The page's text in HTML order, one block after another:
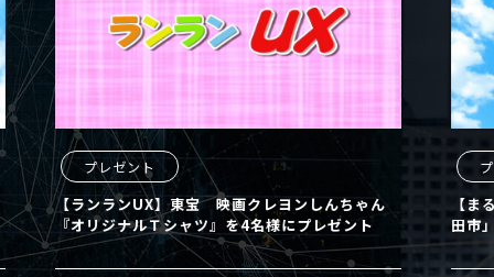
プレゼント
【ランランUX】東宝 映画クレヨンしんちゃん
『オリジナルＴシャツ』を4名様にプレゼント
プレ
【まる
田市」